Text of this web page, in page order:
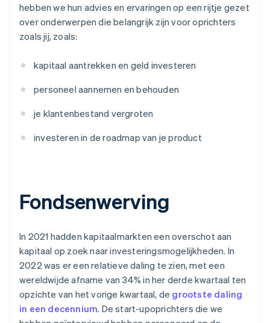
hebben we hun advies en ervaringen op een rijtje gezet
over onderwerpen die belangrijk zijn voor oprichters
zoals jij, zoals:
kapitaal aantrekken en geld investeren
personeel aannemen en behouden
je klantenbestand vergroten
investeren in de roadmap van je product
Fondsenwerving
In 2021 hadden kapitaalmarkten een overschot aan
kapitaal op zoek naar investeringsmogelijkheden. In
2022 was er een relatieve daling te zien, met een
wereldwijde afname van 34% in her derde kwartaal ten
opzichte van het vorige kwartaal, de grootste daling
in een decennium. De start-upoprichters die we